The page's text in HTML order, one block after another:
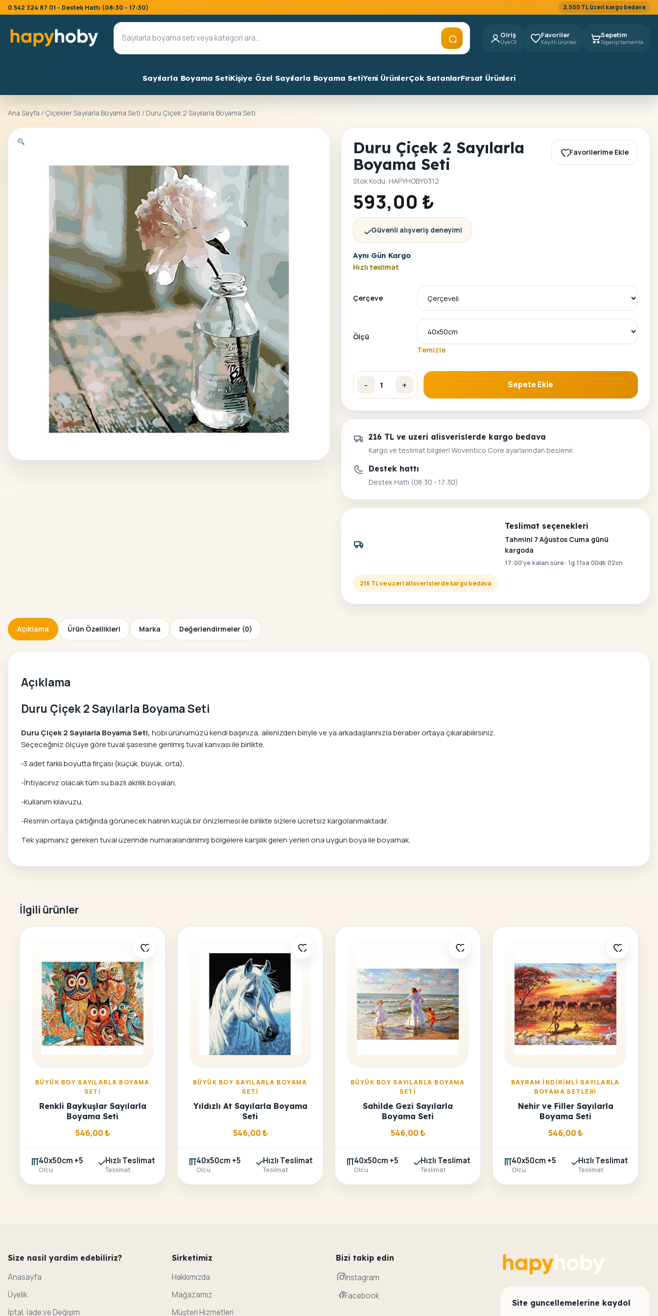
0 542 324 87 01 - Destek Hattı (08:30 - 17:30) 2.500 TL üzeri kargo bedava
Giriş
Üye Ol
Favoriler
Kayıtlı ürünler
Sepetim
Siparişi tamamla
Sayılarla Boyama SetiKişiye Özel Sayılarla Boyama SetiYeni ÜrünlerÇok SatanlarFırsat Ürünleri
Ana Sayfa / Çiçekler Sayılarla Boyama Seti / Duru Çiçek 2 Sayılarla Boyama Seti
Duru Çiçek 2 Sayılarla
Boyama Seti
Stok Kodu: HAPYHOBY0312
Favorilerime Ekle
593,00 ₺
Güvenli alışveriş deneyimi
Aynı Gün Kargo
Hızlı teslimat
Çerçeve
Ölçü
Temizle
-
Duru Çiçek 2 Sayılarla Boyama Seti adet
+ Sepete Ekle
216 TL ve uzeri alisverislerde kargo bedava
Kargo ve teslimat bilgileri Woventico Core ayarlarından beslenir.
Destek hattı
Destek Hattı (08:30 - 17:30)
Teslimat seçenekleri
Tahmini 7 Ağustos Cuma günü
kargoda
17:00'ye kalan süre: 1g 11sa 00dk 01sn
216 TL ve uzeri alisverislerde kargo bedava
Açıklama Ürün Özellikleri Marka Değerlendirmeler (0)
Açıklama
Duru Çiçek 2 Sayılarla Boyama Seti
Duru Çiçek 2 Sayılarla Boyama Seti, hobi ürünümüzü kendi başınıza, ailenizden biriyle ve ya arkadaşlarınızla beraber ortaya çıkarabilirsiniz.
Seçeceğiniz ölçüye göre tuval şasesine gerilmiş tuval kanvası ile birlikte,
-3 adet farklı boyutta fırçası (küçük, büyük, orta),
-İhtiyacınız olacak tüm su bazlı akrilik boyaları,
-Kullanım kılavuzu,
-Resmin ortaya çıktığında görünecek halinin küçük bir önizlemesi ile birlikte sizlere ücretsiz kargolanmaktadır.
Tek yapmanız gereken tuval üzerinde numaralandırılmış bölgelere karşılık gelen yerleri ona uygun boya ile boyamak.
İlgili ürünler
BÜYÜK BOY SAYILARLA BOYAMA
SETI
Renkli Baykuşlar Sayılarla
Boyama Seti
546,00₺
40x50cm +5
Olcu
Hızlı Teslimat
Teslimat
BÜYÜK BOY SAYILARLA BOYAMA
SETI
Yıldızlı At Sayılarla Boyama
Seti
546,00₺
40x50cm +5
Olcu
Hızlı Teslimat
Teslimat
BÜYÜK BOY SAYILARLA BOYAMA
SETI
Sahilde Gezi Sayılarla
Boyama Seti
546,00₺
40x50cm +5
Olcu
Hızlı Teslimat
Teslimat
BAYRAM İNDIRIMLI SAYILARLA
BOYAMA SETLERI
Nehir ve Filler Sayılarla
Boyama Seti
546,00₺
40x50cm +5
Olcu
Hızlı Teslimat
Teslimat
Size nasil yardim edebiliriz?
Anasayfa
Üyelik
İptal, İade ve Değişim
Sirketimiz
Hakkımızda
Mağazamız
Müşteri Hizmetleri
Bizi takip edin
Instagram
Facebook
Site guncellemelerine kaydol